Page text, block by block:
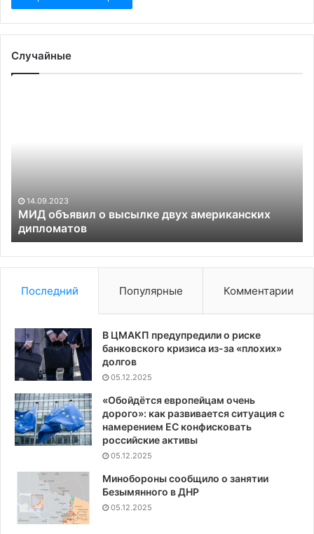
Случайные
14.09.2023
МИД объявил о высылке двух американских
дипломатов
Последний Популярные Комментарии
В ЦМАКП предупредили о риске
банковского кризиса из-за «плохих»
долгов
05.12.2025
«Обойдётся европейцам очень
дорого»: как развивается ситуация с
намерением ЕС конфисковать
российские активы
05.12.2025
Минобороны сообщило о занятии
Безымянного в ДНР
05.12.2025